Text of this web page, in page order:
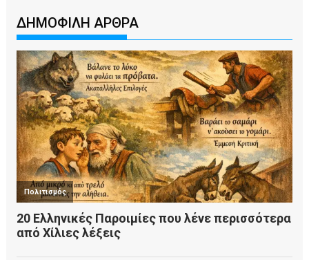
ΔΗΜΟΦΙΛΗ ΑΡΘΡΑ